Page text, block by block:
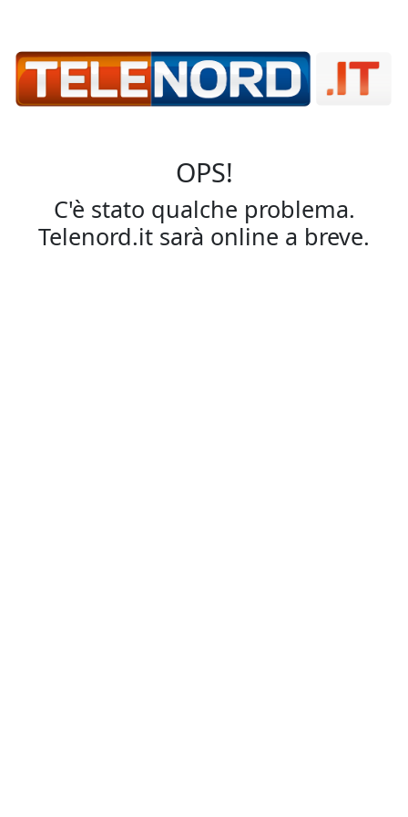
OPS!
C'è stato qualche problema.
Telenord.it sarà online a breve.